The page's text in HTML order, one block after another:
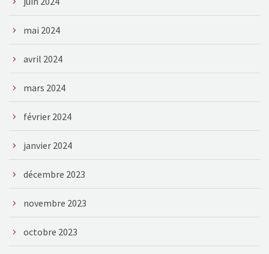
mai 2024
avril 2024
mars 2024
février 2024
janvier 2024
décembre 2023
novembre 2023
octobre 2023